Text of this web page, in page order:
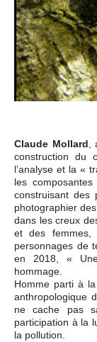
Claude Mollard
construction du
l’analyse et la «
les
construisant
photographier
dans les creux
et des femmes,
personnages de
en 2018, «
hommage.
Homme parti à
anthropologique
ne cache pas
participation à la
la pollution.